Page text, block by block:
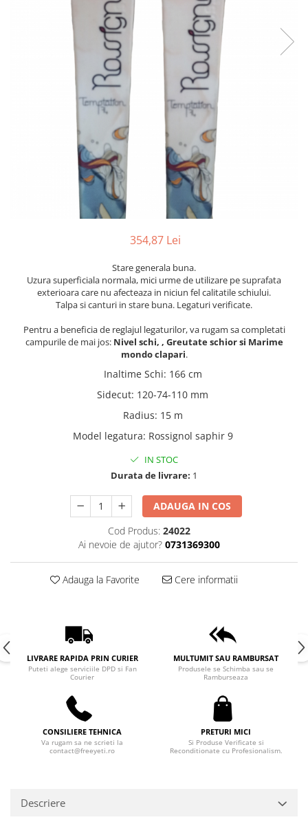
Bețe sh adulți
Bețe noi adulți
Bețe noi modele feminine
354,87 Lei
Stare generala buna.
Uzura superficiala normala, mici urme de utilizare pe suprafata
exterioara care nu afecteaza in niciun fel calitatile schiului.
Talpa si canturi in stare buna. Legaturi verificate.
Pentru a beneficia de reglajul legaturilor, va rugam sa completati
campurile de mai jos: Nivel schi, , Greutate schior si Marime
mondo clapari.
Inaltime Schi: 166 cm
Sidecut: 120-74-110 mm
Radius: 15 m
Model legatura: Rossignol saphir 9
IN STOC
Durata de livrare: 1
ADAUGA IN COS
Cod Produs: 24022
Ai nevoie de ajutor? 0731369300
Adauga la Favorite Cere informatii
LIVRARE RAPIDA PRIN CURIER
Puteti alege serviciile DPD si Fan
Courier
MULTUMIT SAU RAMBURSAT
Produsele se Schimba sau se
Ramburseaza
CONSILIERE TEHNICA
Va rugam sa ne scrieti la
contact@freeyeti.ro
PRETURI MICI
Si Produse Verificate si
Reconditionate cu Profesionalism.
Descriere